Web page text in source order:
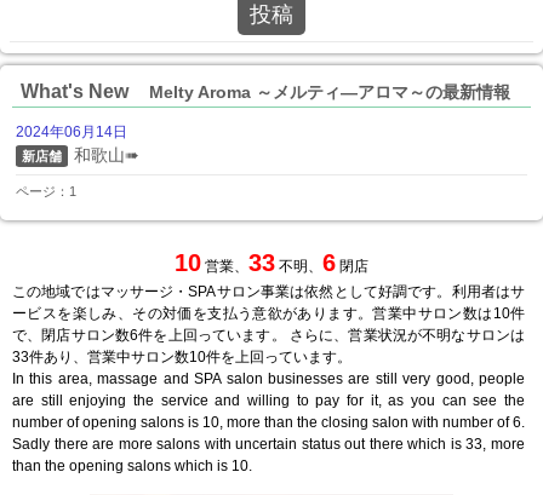
投稿
What's New Melty Aroma ～メルティ―アロマ～の最新情報
2024年06月14日
新店舗 和歌山➠
ページ：1
10 営業、 33 不明、 6 閉店
この地域ではマッサージ・SPAサロン事業は依然として好調です。利用者はサ
ービスを楽しみ、その対価を支払う意欲があります。営業中サロン数は10件
で、閉店サロン数6件を上回っています。 さらに、営業状況が不明なサロンは
33件あり、営業中サロン数10件を上回っています。
In this area, massage and SPA salon businesses are still very good, people
are still enjoying the service and willing to pay for it, as you can see the
number of opening salons is 10, more than the closing salon with number of 6.
Sadly there are more salons with uncertain status out there which is 33, more
than the opening salons which is 10.